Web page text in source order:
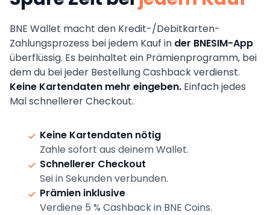
BNE Wallet macht den Kredit-/Debitkarten-
Zahlungsprozess bei jedem Kauf in der BNESIM-App
überflüssig. Es beinhaltet ein Prämienprogramm, bei
dem du bei jeder Bestellung Cashback verdienst.
Keine Kartendaten mehr eingeben. Einfach jedes
Mal schnellerer Checkout.
Keine Kartendaten nötig
Zahle sofort aus deinem Wallet.
Schnellerer Checkout
Sei in Sekunden verbunden.
Prämien inklusive
Verdiene 5 % Cashback in BNE Coins.